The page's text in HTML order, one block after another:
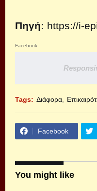
Πηγή: https://i-
Facebook
Tags: Διάφορα
Facebook
You might like